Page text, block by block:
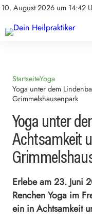
10. August 2026 um 14:42
Impressum
Natürliche Medizin
Heilpflanzen &
StartseiteYoga
Yoga unter dem
Grimmelshausenpark
Yoga unter
Achtsamkeit
Erlebe am 23. Juni
Renchen Yoga im
ein in Achtsamkeit